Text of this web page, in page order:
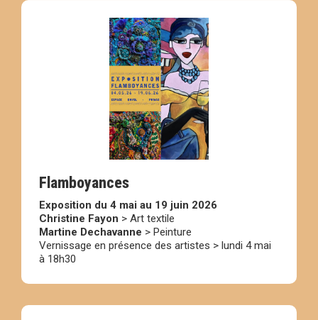
Flamboyances
Exposition du 4 mai au 19 juin 2026
Christine Fayon > Art textile
Martine Dechavanne > Peinture
Vernissage en présence des artistes > lundi 4 mai
à 18h30